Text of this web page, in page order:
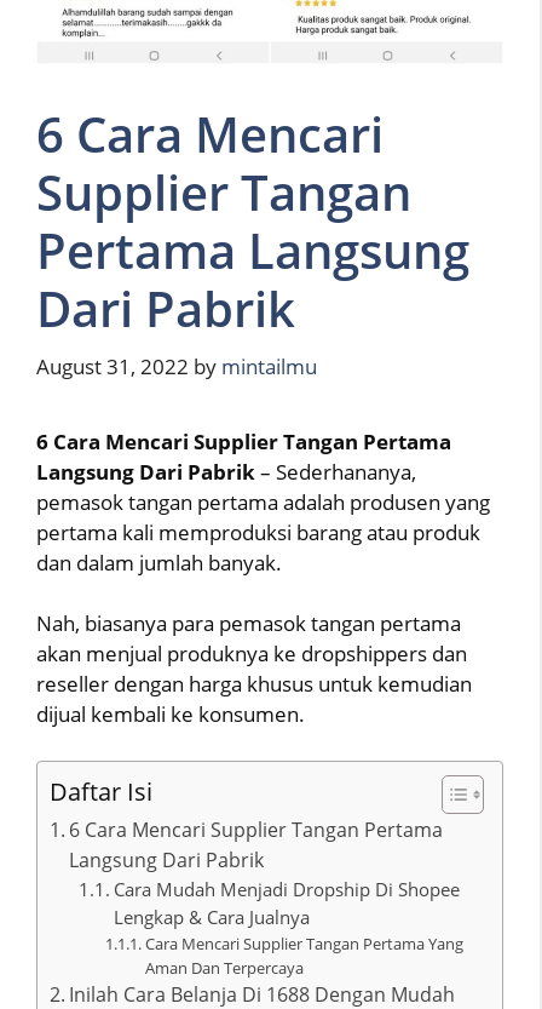
6 Cara Mencari
Supplier Tangan
Pertama Langsung
Dari Pabrik
August 31, 2022 by mintailmu
6 Cara Mencari Supplier Tangan Pertama
Langsung Dari Pabrik – Sederhananya,
pemasok tangan pertama adalah produsen yang
pertama kali memproduksi barang atau produk
dan dalam jumlah banyak.
Nah, biasanya para pemasok tangan pertama
akan menjual produknya ke dropshippers dan
reseller dengan harga khusus untuk kemudian
dijual kembali ke konsumen.
Daftar Isi
6 Cara Mencari Supplier Tangan Pertama
Langsung Dari Pabrik
Cara Mudah Menjadi Dropship Di Shopee
Lengkap & Cara Jualnya
Cara Mencari Supplier Tangan Pertama Yang
Aman Dan Terpercaya
Inilah Cara Belanja Di 1688 Dengan Mudah